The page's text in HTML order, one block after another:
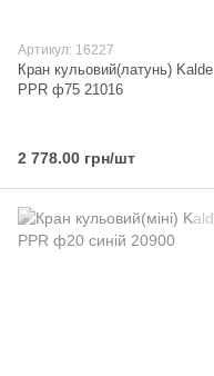
Артикул: 16227
Кран кульовий(латунь) Kalde
PPR ф75 21016
2 778.00 грн/шт